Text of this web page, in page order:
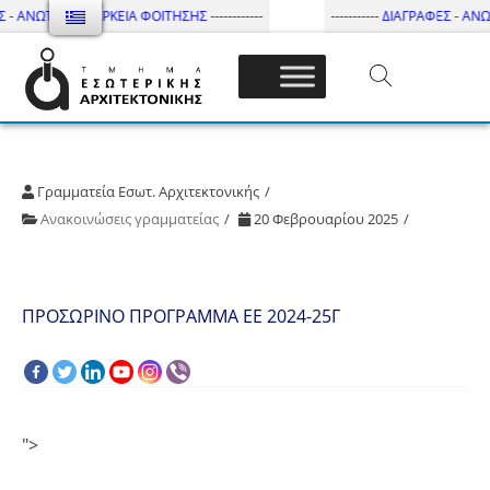
ΑΝΩΤΑΤΗ ΔΙΑΡΚΕΙΑ ΦΟΙΤΗΣΗΣ ------------ ----------- ΔΙΑΓΡΑΦΕΣ -
Τμήμα Εσωτ. Αρχιτεκτονικής – ΔΙ.ΠΑ.Ε
Γραμματεία Εσωτ. Αρχιτεκτονικής
Ανακοινώσεις γραμματείας
20 Φεβρουαρίου 2025
ΠΡΟΣΩΡΙΝΟ ΠΡΟΓΡΑΜΜΑ ΕΕ 2024-25Γ
">